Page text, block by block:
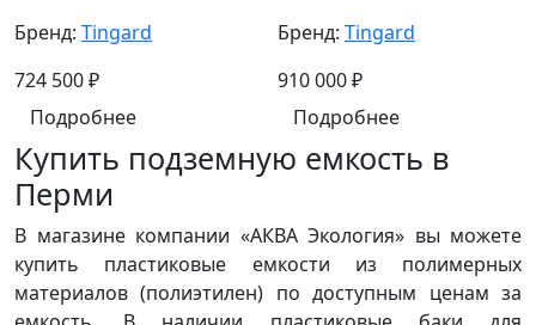
Бренд: Tingard
724 500₽
Подробнее
Бренд: Tingard
910 000₽
Подробнее
Купить подземную емкость в
Перми
В магазине компании «АКВА Экология» вы можете
купить пластиковые емкости из полимерных
материалов (полиэтилен) по доступным ценам за